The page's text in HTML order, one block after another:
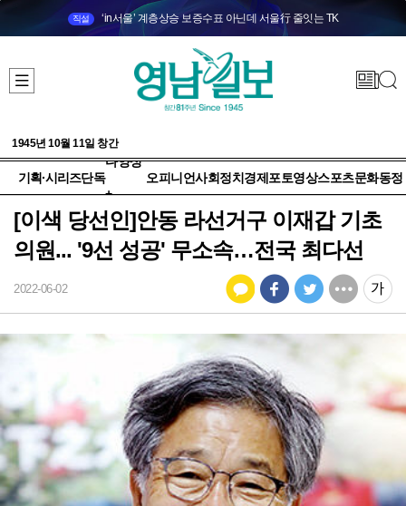
직설 ‘in서울’ 계층상승 보증수표 아닌데 서울行 줄잇는 TK
1945년 10월 11일 창간
기획·시리즈단독
다양성
+
오피니언사회정치 경제 포토영상스포츠문화동정
[이색 당선인]안동 라선거구 이재갑 기초
의원... '9선 성공' 무소속…전국 최다선
2022-06-02